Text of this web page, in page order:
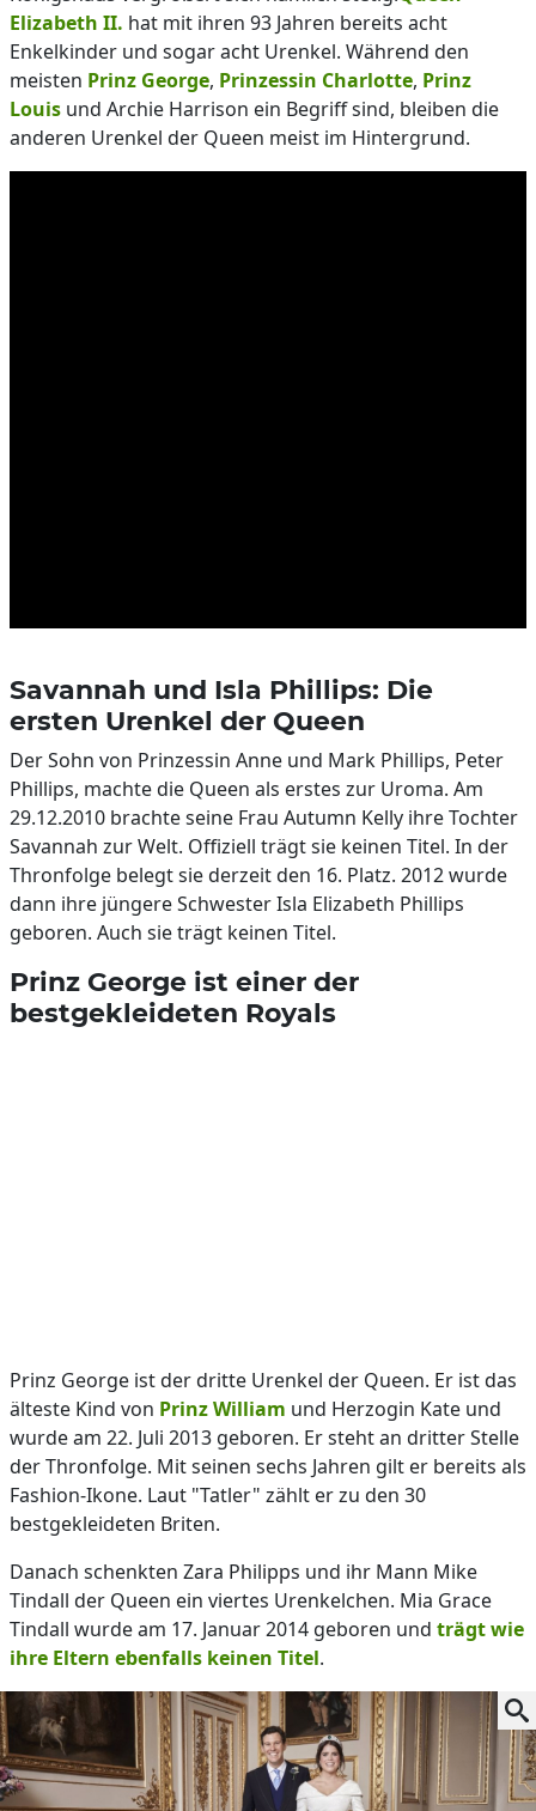
Elizabeth II. hat mit ihren 93 Jahren bereits acht
Enkelkinder und sogar acht Urenkel. Während den
meisten Prinz George, Prinzessin Charlotte, Prinz
Louis und Archie Harrison ein Begriff sind, bleiben die
anderen Urenkel der Queen meist im Hintergrund.
Savannah und Isla Phillips: Die
ersten Urenkel der Queen
Der Sohn von Prinzessin Anne und Mark Phillips, Peter
Phillips, machte die Queen als erstes zur Uroma. Am
29.12.2010 brachte seine Frau Autumn Kelly ihre Tochter
Savannah zur Welt. Offiziell trägt sie keinen Titel. In der
Thronfolge belegt sie derzeit den 16. Platz. 2012 wurde
dann ihre jüngere Schwester Isla Elizabeth Phillips
geboren. Auch sie trägt keinen Titel.
Prinz George ist einer der
bestgekleideten Royals
Prinz George ist der dritte Urenkel der Queen. Er ist das
älteste Kind von Prinz William und Herzogin Kate und
wurde am 22. Juli 2013 geboren. Er steht an dritter Stelle
der Thronfolge. Mit seinen sechs Jahren gilt er bereits als
Fashion-Ikone. Laut "Tatler" zählt er zu den 30
bestgekleideten Briten.
Danach schenkten Zara Philipps und ihr Mann Mike
Tindall der Queen ein viertes Urenkelchen. Mia Grace
Tindall wurde am 17. Januar 2014 geboren und trägt wie
ihre Eltern ebenfalls keinen Titel.